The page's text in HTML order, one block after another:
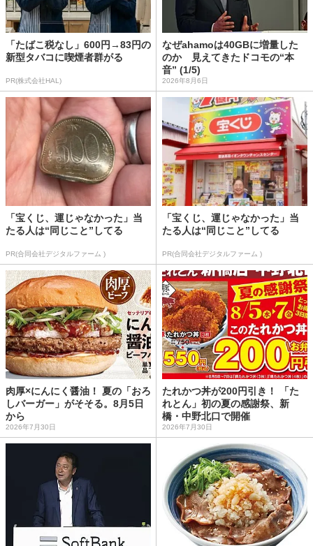
「たばこ税なし」600円→83円の
新型タバコに喫煙者群がる
PR(株式会社HAL)
なぜahamoは40GBに増量した
のか 見えてきたドコモの“本
音” (1/5)
2026年8月6日
「宝くじ、運じゃなかった」当
たる人は“同じこと”してる
PR(合同会社デジタルファーム )
「宝くじ、運じゃなかった」当
たる人は“同じこと”してる
PR(合同会社デジタルファーム )
肉厚×にんにく醤油！ 夏の「おろ
しバーガー」がそそる。8月5日
から
2026年7月30日
たれかつ丼が200円引き！ 「た
れとん」初の夏の感謝祭、新
橋・中野北口で開催
2026年7月30日